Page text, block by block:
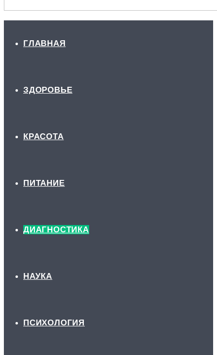
ГЛАВНАЯ
ЗДОРОВЬЕ
КРАСОТА
ПИТАНИЕ
ДИАГНОСТИКА
НАУКА
ПСИХОЛОГИЯ